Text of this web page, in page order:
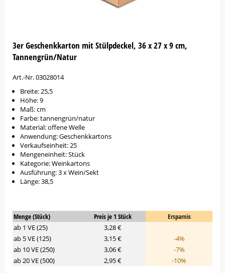
3er Geschenkkarton mit Stülpdeckel, 36 x 27 x 9 cm,
Tannengrün/Natur
Art.-Nr. 03028014
Breite: 25,5
Höhe: 9
Maß: cm
Farbe: tannengrün/natur
Material: offene Welle
Anwendung: Geschenkkartons
Verkaufseinheit: 25
Mengeneinheit: Stück
Kategorie: Weinkartons
Ausführung: 3 x Wein/Sekt
Länge: 38,5
Menge (Stück) Preis je 1 Stück
Ersparnis
ab 1 VE (25)
3,28 €
ab 5 VE (125)
3,15 €
-4%
ab 10 VE (250)
3,06 €
-7%
ab 20 VE (500)
2,95 € -10%